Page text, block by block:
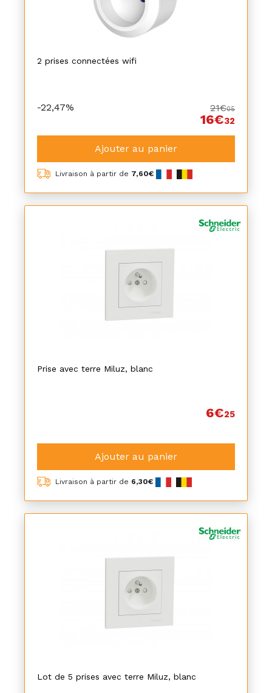
2 prises connectées wifi
-22,47% 21€05
16€32
Ajouter au panier
Livraison à partir de 7,60€
Prise avec terre Miluz, blanc
6€25
Ajouter au panier
Livraison à partir de 6,30€
Lot de 5 prises avec terre Miluz, blanc